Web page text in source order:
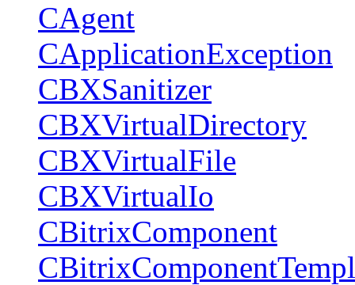
CAgent
CApplicationException
CBXSanitizer
CBXVirtualDirectory
CBXVirtualFile
CBXVirtualIo
CBitrixComponent